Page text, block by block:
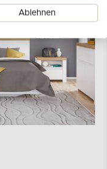
Ablehnen